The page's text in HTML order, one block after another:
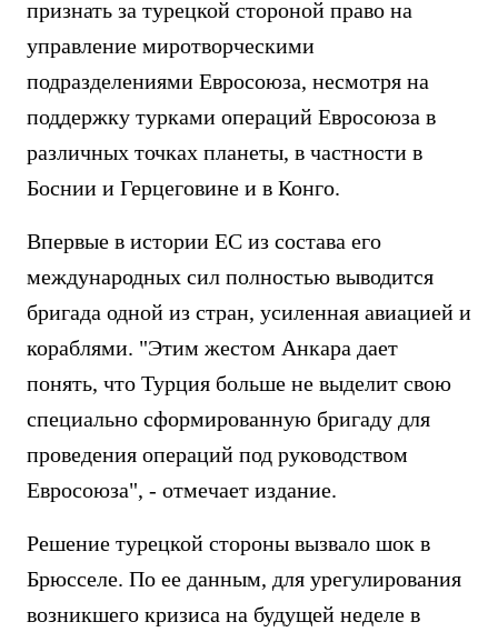
признать за турецкой стороной право на
управление миротворческими
подразделениями Евросоюза, несмотря на
поддержку турками операций Евросоюза в
различных точках планеты, в частности в
Боснии и Герцеговине и в Конго.
Впервые в истории ЕС из состава его
международных сил полностью выводится
бригада одной из стран, усиленная авиацией и
кораблями. "Этим жестом Анкара дает
понять, что Турция больше не выделит свою
специально сформированную бригаду для
проведения операций под руководством
Евросоюза", - отмечает издание.
Решение турецкой стороны вызвало шок в
Брюсселе. По ее данным, для урегулирования
возникшего кризиса на будущей неделе в